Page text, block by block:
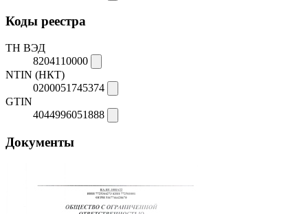
Коды реестра
ТН ВЭД
8204110000
NTIN (НКТ)
0200051745374
GTIN
4044996051888
Документы